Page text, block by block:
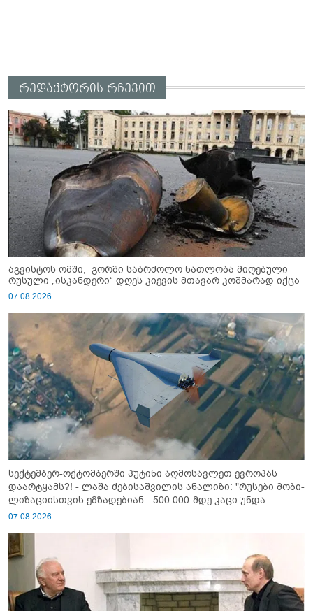
რედაქტორის რჩევით
აგვისტოს ომში, გორში საბრძოლო ნათლობა მიღებული
რუსული „ისკანდერი“ დღეს კიევის მთავარ კოშმარად იქცა
07.08.2026
სექტემბერ-ოქტომბერში პუტინი აღმოსავლეთ ევროპას
დაარტყამს?! - ლაშა ძებისაშვილის ანალიზი: "რუსები მობი­
ლიზაციისთვის ემზადებიან - 500 000-მდე კაცი უნდა
გაიწვიონ ომში"
07.08.2026